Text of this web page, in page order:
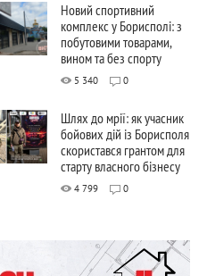
Новий спортивний
комплекс у Борисполі: з
побутовими товарами,
вином та без спорту
5 340 0
Шлях до мрії: як учасник
бойових дій із Борисполя
скористався грантом для
старту власного бізнесу
4 799 0